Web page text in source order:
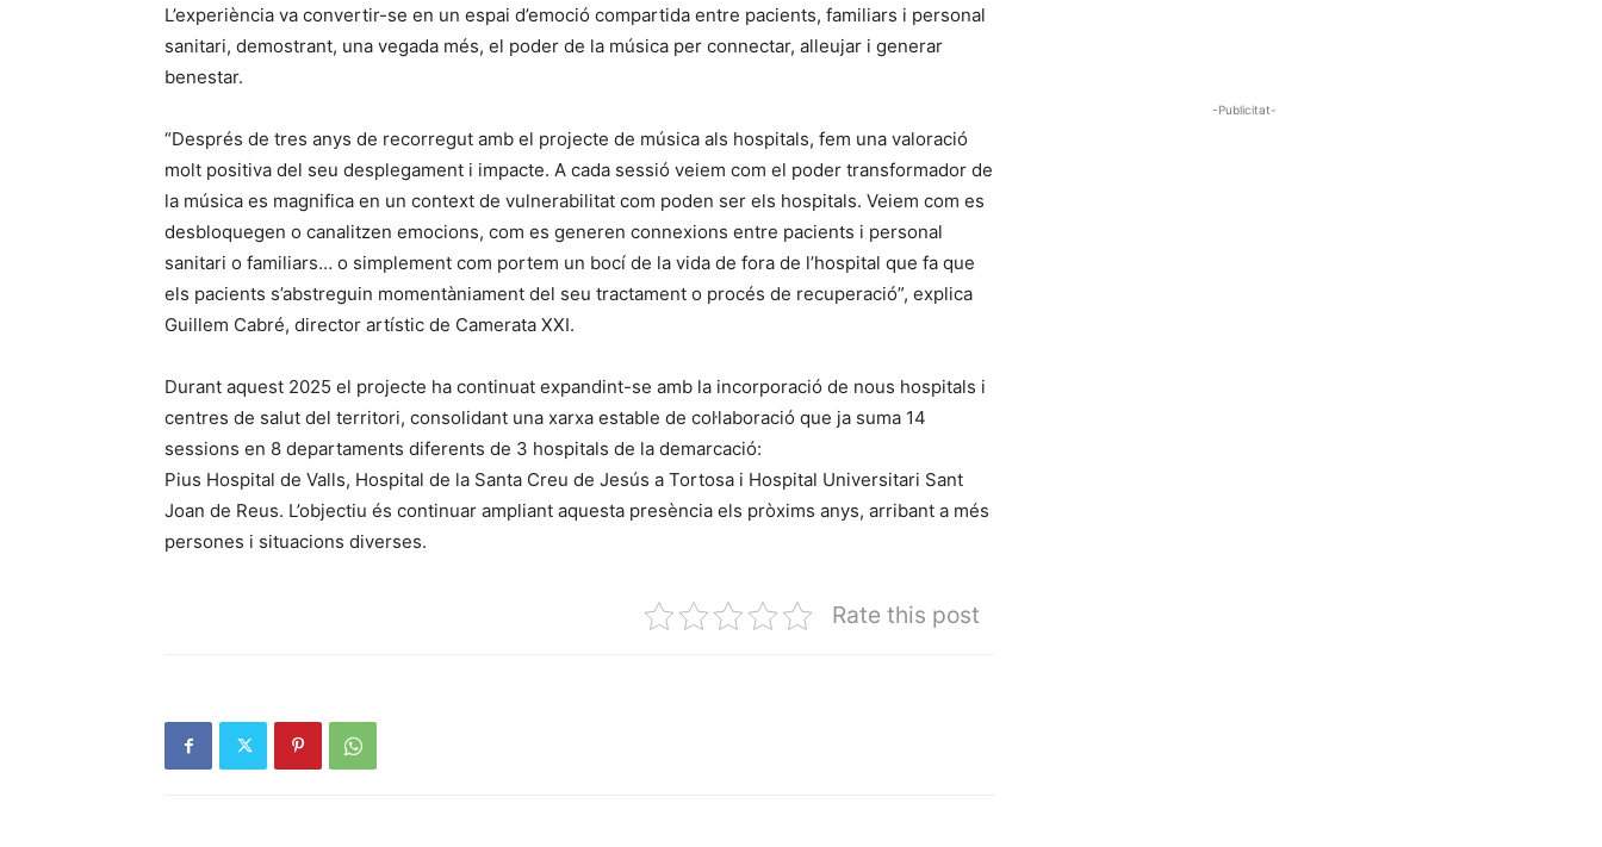
L’experiència va convertir-se en un espai d’emoció compartida entre pacients, familiars i personal
sanitari, demostrant, una vegada més, el poder de la música per connectar, alleujar i generar
benestar.
“Després de tres anys de recorregut amb el projecte de música als hospitals, fem una valoració
molt positiva del seu desplegament i impacte. A cada sessió veiem com el poder transformador de
la música es magnifica en un context de vulnerabilitat com poden ser els hospitals. Veiem com es
desbloquegen o canalitzen emocions, com es generen connexions entre pacients i personal
sanitari o familiars… o simplement com portem un bocí de la vida de fora de l’hospital que fa que
els pacients s’abstreguin momentàniament del seu tractament o procés de recuperació”, explica
Guillem Cabré, director artístic de Camerata XXI.
Durant aquest 2025 el projecte ha continuat expandint-se amb la incorporació de nous hospitals i
centres de salut del territori, consolidant una xarxa estable de col·laboració que ja suma 14
sessions en 8 departaments diferents de 3 hospitals de la demarcació:
Pius Hospital de Valls, Hospital de la Santa Creu de Jesús a Tortosa i Hospital Universitari Sant
Joan de Reus. L’objectiu és continuar ampliant aquesta presència els pròxims anys, arribant a més
persones i situacions diverses.
Rate this post
-Publicitat-